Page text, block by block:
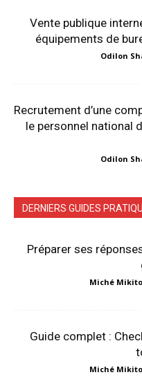
Vente publique
équipements de
Odilon
Recrutement d’une
le personnel national
Odilon
DERNIERS GUIDES
Préparer ses
Miché Mikito
Guide complet :
Miché Mikito